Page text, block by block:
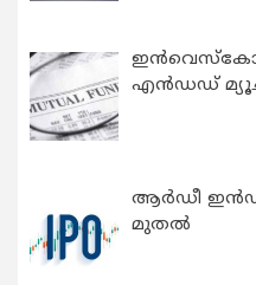
ഇന്‍വെസ്കോ
എന്‍ഡഡ്
ആർഡീ
മുതൽ